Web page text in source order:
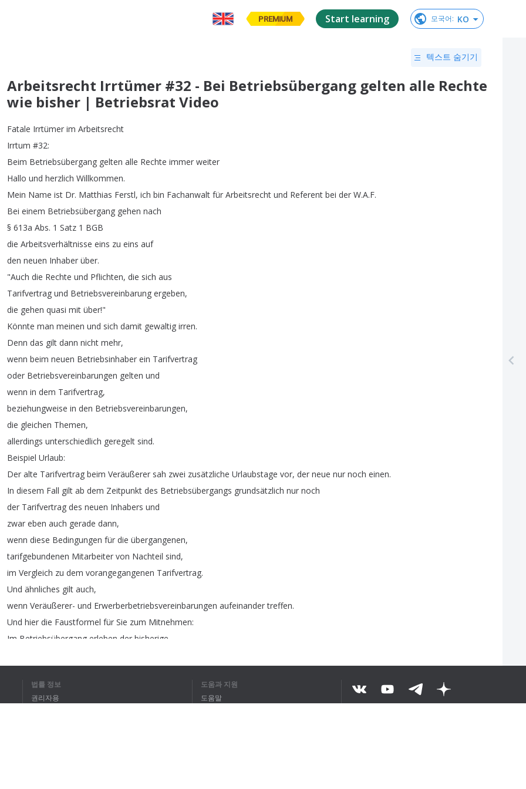
PREMIUM Start learning 모국어: KO
텍스트 숨기기
Arbeitsrecht Irrtümer #32 - Bei Betriebsübergang gelten alle Rechte
wie bisher | Betriebsrat Video
Fatale Irrtümer im Arbeitsrecht
Irrtum #32:
Beim Betriebsübergang gelten alle Rechte immer weiter
Hallo und herzlich Willkommen.
Mein Name ist Dr. Matthias Ferstl, ich bin Fachanwalt für Arbeitsrecht und Referent bei der W.A.F.
Bei einem Betriebsübergang gehen nach
§ 613a Abs. 1 Satz 1 BGB
die Arbeitsverhältnisse eins zu eins auf
den neuen Inhaber über.
"Auch die Rechte und Pflichten, die sich aus
Tarifvertrag und Betriebsvereinbarung ergeben,
die gehen quasi mit über!"
Könnte man meinen und sich damit gewaltig irren.
Denn das gilt dann nicht mehr,
wenn beim neuen Betriebsinhaber ein Tarifvertrag
oder Betriebsvereinbarungen gelten und
wenn in dem Tarifvertrag,
beziehungweise in den Betriebsvereinbarungen,
die gleichen Themen,
allerdings unterschiedlich geregelt sind.
Beispiel Urlaub:
Der alte Tarifvertrag beim Veräußerer sah zwei zusätzliche Urlaubstage vor, der neue nur noch einen.
In diesem Fall gilt ab dem Zeitpunkt des Betriebsübergangs grundsätzlich nur noch
der Tarifvertrag des neuen Inhabers und
zwar eben auch gerade dann,
wenn diese Bedingungen für die übergangenen,
tarifgebundenen Mitarbeiter von Nachteil sind,
im Vergleich zu dem vorangegangenen Tarifvertrag.
Und ähnliches gilt auch,
wenn Veräußerer- und Erwerberbetriebsvereinbarungen aufeinander treffen.
Und hier die Faustformel für Sie zum Mitnehmen:
Im Betriebsübergang erleben der bisherige
sondern völlig Schicksale.
Vielleicht erinnert sich der ein oder
법률 정보
권리자용
도움과 지원
도움말